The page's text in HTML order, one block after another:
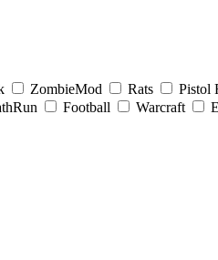
ZombieMod Rats Pistol
Football Warcraft